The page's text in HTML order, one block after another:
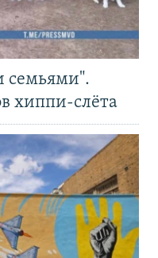
семьями".
хиппи-слёта